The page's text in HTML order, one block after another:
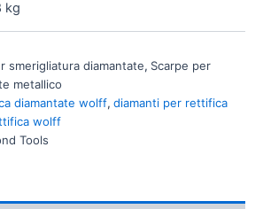
kg
smerigliatura diamantate, Scarpe per
metallico
diamantate wolff, diamanti per rettifica
wolff
Tools